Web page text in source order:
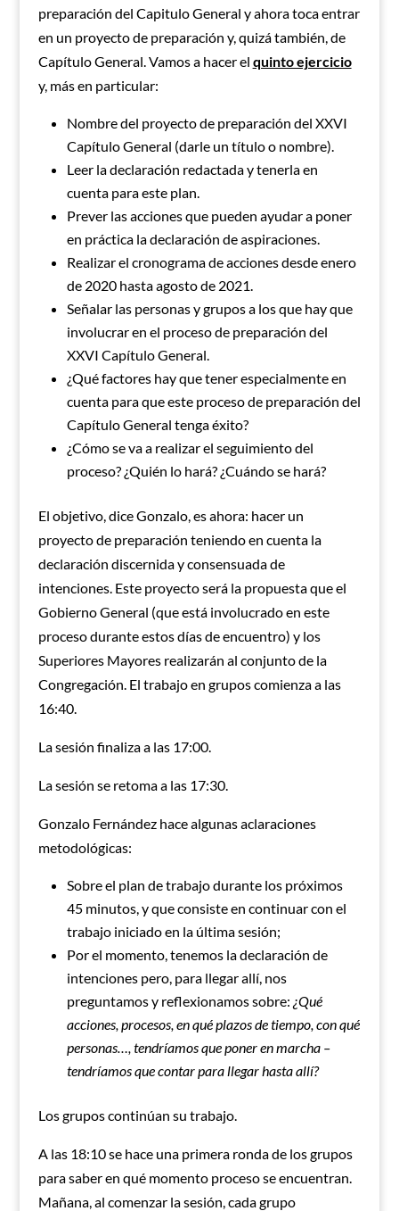
preparación del Capitulo General y ahora toca entrar
en un proyecto de preparación y, quizá también, de
Capítulo General. Vamos a hacer el quinto ejercicio
y, más en particular:
Nombre del proyecto de preparación del XXVI
Capítulo General (darle un título o nombre).
Leer la declaración redactada y tenerla en
cuenta para este plan.
Prever las acciones que pueden ayudar a poner
en práctica la declaración de aspiraciones.
Realizar el cronograma de acciones desde enero
de 2020 hasta agosto de 2021.
Señalar las personas y grupos a los que hay que
involucrar en el proceso de preparación del
XXVI Capítulo General.
¿Qué factores hay que tener especialmente en
cuenta para que este proceso de preparación del
Capítulo General tenga éxito?
¿Cómo se va a realizar el seguimiento del
proceso? ¿Quién lo hará? ¿Cuándo se hará?
El objetivo, dice Gonzalo, es ahora: hacer un
proyecto de preparación teniendo en cuenta la
declaración discernida y consensuada de
intenciones. Este proyecto será la propuesta que el
Gobierno General (que está involucrado en este
proceso durante estos días de encuentro) y los
Superiores Mayores realizarán al conjunto de la
Congregación. El trabajo en grupos comienza a las
16:40.
La sesión finaliza a las 17:00.
La sesión se retoma a las 17:30.
Gonzalo Fernández hace algunas aclaraciones
metodológicas:
Sobre el plan de trabajo durante los próximos
45 minutos, y que consiste en continuar con el
trabajo iniciado en la última sesión;
Por el momento, tenemos la declaración de
intenciones pero, para llegar allí, nos
preguntamos y reflexionamos sobre: ¿Qué
acciones, procesos, en qué plazos de tiempo, con qué
personas…, tendríamos que poner en marcha –
tendríamos que contar para llegar hasta allí?
Los grupos continúan su trabajo.
A las 18:10 se hace una primera ronda de los grupos
para saber en qué momento proceso se encuentran.
Mañana, al comenzar la sesión, cada grupo